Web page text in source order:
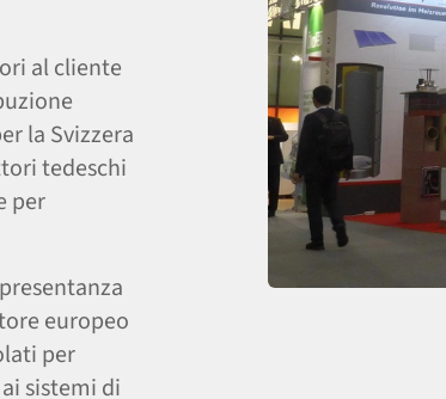
al cliente
la Svizzera
tedeschi
per
europeo
per
sistemi di